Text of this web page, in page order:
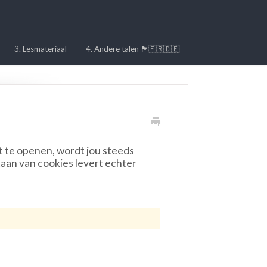
3. Lesmateriaal 4. Andere talen 🏴󠁧󠁢󠁥󠁮󠁧󠁿🇫🇷🇩🇪
openen, wordt jou steeds
van cookies levert echter